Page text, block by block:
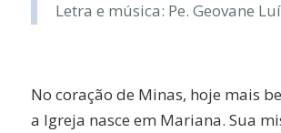
Letra e música: Pe. Geovane
No coração de Minas, hoje mais
a Igreja nasce em Mariana. Sua